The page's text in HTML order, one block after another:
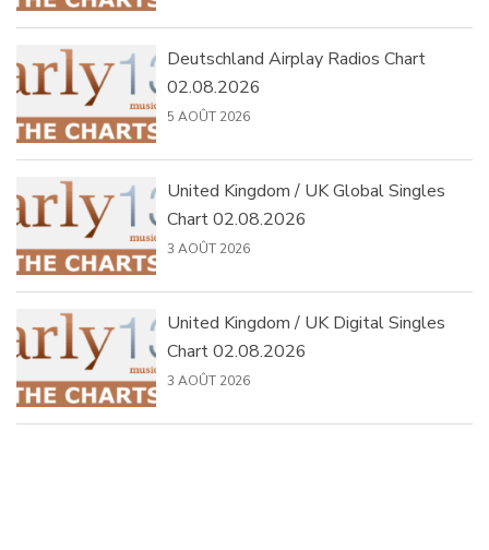
Deutschland Airplay Radios Chart
02.08.2026
5 AOÛT 2026
United Kingdom / UK Global Singles
Chart 02.08.2026
3 AOÛT 2026
United Kingdom / UK Digital Singles
Chart 02.08.2026
3 AOÛT 2026